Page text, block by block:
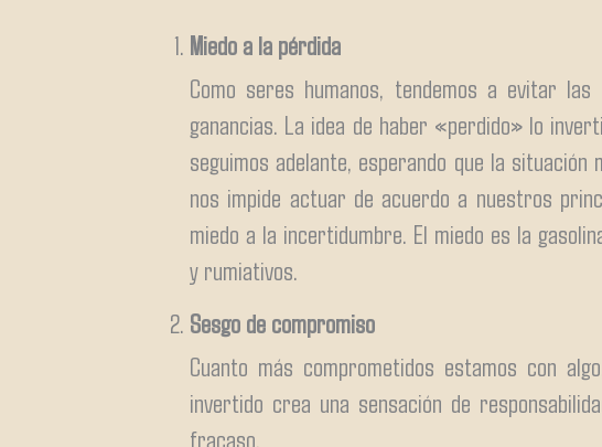
Miedo a la pérdida
Como seres humanos, tendemos a evitar
ganancias. La idea de haber «perdido» lo
seguimos adelante, esperando que la
nos impide actuar de acuerdo a nuestros
miedo a la incertidumbre. El miedo es la
y rumiativos.
Sesgo de compromiso
Cuanto más comprometidos estamos con
invertido crea una sensación de
fracaso.